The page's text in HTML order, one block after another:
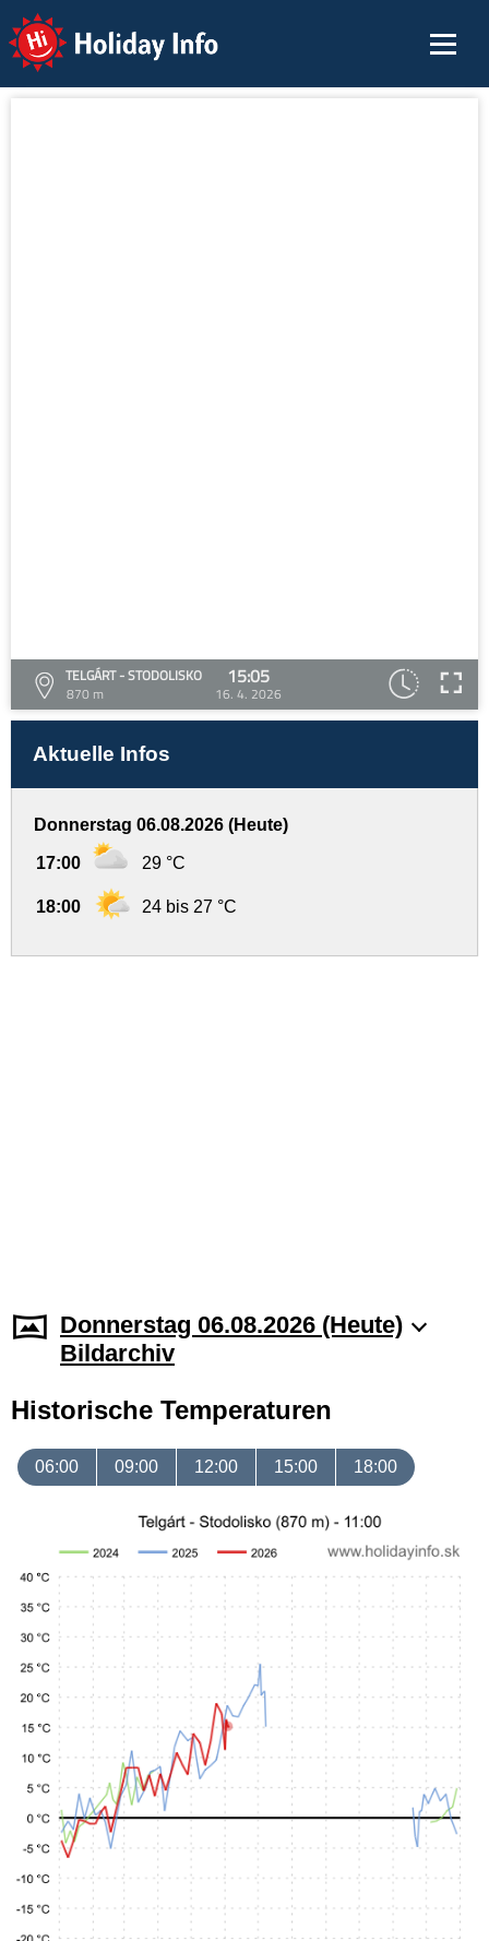
Holiday Info
TELGÁRT - STODOLISKO
870 m
15:05
16. 4. 2026
Aktuelle Infos
Donnerstag 06.08.2026 (Heute)
17:00 29 °C
18:00 24 bis 27 °C
Donnerstag 06.08.2026 (Heute)
Bildarchiv
Historische Temperaturen
06:00 09:00 12:00 15:00 18:00